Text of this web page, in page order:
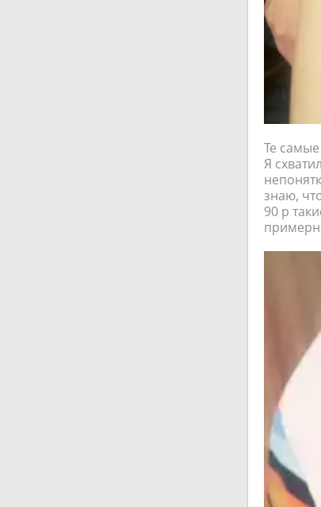
Те
Я
знаю,
90 р